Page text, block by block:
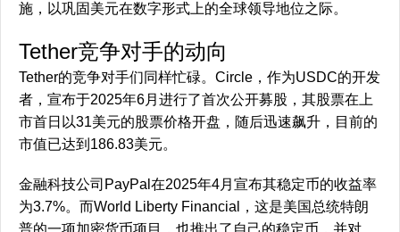
施，以巩固美元在数字形式上的全球领导地位之际。
Tether竞争对手的动向
Tether的竞争对手们同样忙碌。Circle，作为USDC的开发
者，宣布于2025年6月进行了首次公开募股，其股票在上
市首日以31美元的股票价格开盘，随后迅速飙升，目前的
市值已达到186.83美元。
金融科技公司PayPal在2025年4月宣布其稳定币的收益率
为3.7%。而World Liberty Financial，这是美国总统特朗
普的一项加密货币项目，也推出了自己的稳定币，并对